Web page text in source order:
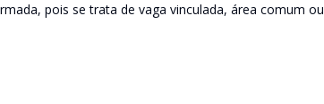
pois se trata de vaga vinculada, área comum ou